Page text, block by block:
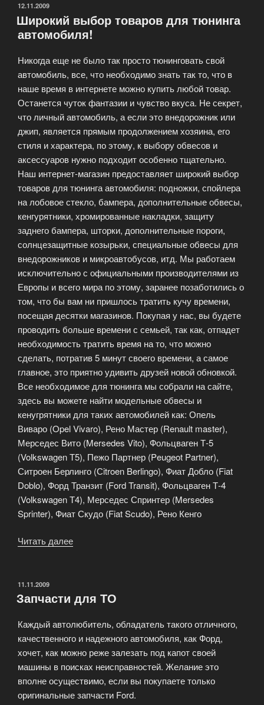
широкий
спектр
ОПУБЛИКОВАНО
12.11.2009
Широкий выбор товаров для тюнинга
автомобиля!
Никогда еще не было так просто тюнинговать свой
автомобиль, все, что необходимо знать так то, что в
наше время в интернете можно купить любой товар.
Останется чуток фантазии и чувство вкуса. Не секрет,
что личный автомобиль, а если это внедорожник или
джип, является прямым продолжением хозяина, его
стиля и характера, по этому, к выбору обвесов и
аксессуаров нужно подходит особенно тщательно.
Наш интернет-магазин предоставляет широкий выбор
товаров для тюнинга автомобиля: подножки, спойлера
на лобовое стекло, бампера, дополнительные обвесы,
кенгурятники, хромированные накладки, защиту
заднего бампера, шторки, дополнительные пороги,
солнцезащитные козырьки, специальные обвесы для
внедорожников и микроавтобусов, итд. Мы работаем
исключительно с официальными производителями из
Европы и всего мира по этому, заранее позаботились о
том, что бы вам ни пришлось тратить кучу времени,
посещая десятки магазинов. Покупая у нас, вы будете
проводить больше времени с семьей, так как, отпадет
необходимость тратить время на то, что можно
сделать, потратив 5 минут своего времени, а самое
главное, это приятно удивить друзей новой обновкой.
Все необходимое для тюнинга мы собрали на сайте,
здесь вы можете найти модельные обвесы и
кенугрятники для таких автомобилей как: Опель
Виваро (Opel Vivaro), Рено Мастер (Renault master),
Мерседес Вито (Mersedes Vito), Фольцваген Т-5
(Volkswagen Т5), Пежо Партнер (Peugeot Partner),
Ситроен Берлинго (Сitroen Berlingo), Фиат Добло (Fiat
Doblo), Форд Транзит (Ford Transit), Фольцваген Т-4
(Volkswagen Т4), Мерседес Спринтер (Mersedes
Sprinter), Фиат Скудо (Fiat Scudo), Рено Кенго
Читать далее
тюнинга
ОПУБЛИКОВАНО
11.11.2009
Запчасти для ТО
Каждый автолюбитель, обладатель такого отличного,
качественного и надежного автомобиля, как Форд,
хочет, как можно реже залезать под капот своей
машины в поисках неисправностей. Желание это
вполне осуществимо, если вы покупаете только
оригинальные запчасти Ford.